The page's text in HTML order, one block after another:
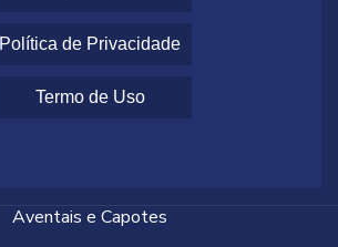
Política de Privacidade
Termo de Uso
Aventais e Capotes